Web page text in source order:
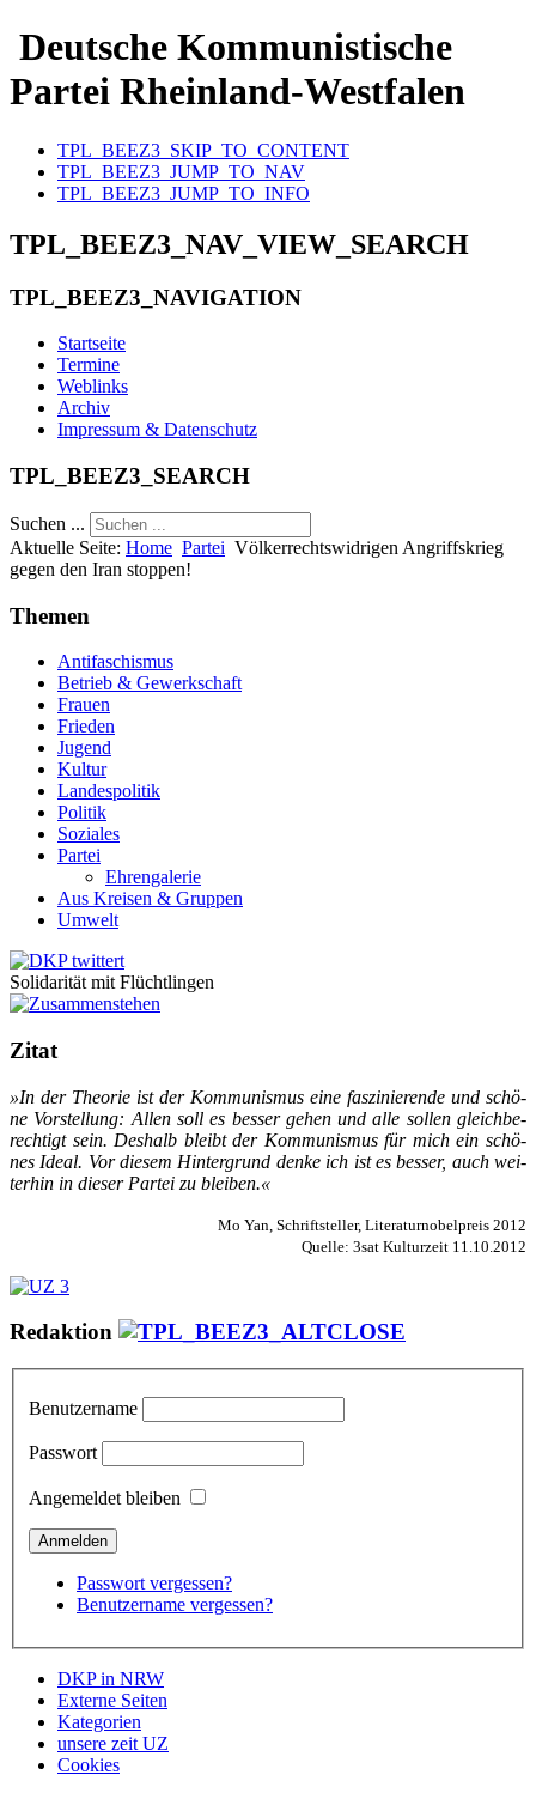
Deutsche Kommunistische
Partei Rheinland-Westfalen
TPL_BEEZ3_SKIP_TO_CONTENT
TPL_BEEZ3_JUMP_TO_NAV
TPL_BEEZ3_JUMP_TO_INFO
TPL_BEEZ3_NAV_VIEW_SEARCH
TPL_BEEZ3_NAVIGATION
Startseite
Termine
Weblinks
Archiv
Impressum & Datenschutz
TPL_BEEZ3_SEARCH
Suchen ...
Aktuelle Seite: Home Partei Völkerrechtswidrigen Angriffskrieg
gegen den Iran stoppen!
Themen
Antifaschismus
Betrieb & Gewerkschaft
Frauen
Frieden
Jugend
Kultur
Landespolitik
Politik
Soziales
Partei
Ehrengalerie
Aus Kreisen & Gruppen
Umwelt
Solidarität mit Flüchtlingen
Zitat
»In der Theo­rie ist der Kom­­mu­­nis­­mus ei­ne fas­zi­­nie­­ren­de und schö­
ne Vor­stel­­lung: Al­len soll es bes­ser ge­hen und al­le sol­len gleich­be­
rech­­tigt sein. Des­halb bleibt der Kom­­mu­­nis­­mus für mich ein schö­
nes Ide­al. Vor die­sem Hin­ter­grund den­ke ich ist es bes­ser, auch wei­
ter­hin in die­ser Par­tei zu blei­ben.«
Mo Yan, Schriftsteller, Literaturnobelpreis 2012
Quelle: 3sat Kulturzeit 11.10.2012
Redaktion
Benutzername
Passwort
Angemeldet bleiben
Passwort vergessen?
Benutzername vergessen?
DKP in NRW
Externe Seiten
Kategorien
unsere zeit UZ
Cookies